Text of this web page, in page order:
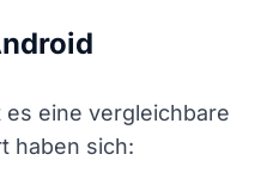
eine vergleichbare
haben sich: